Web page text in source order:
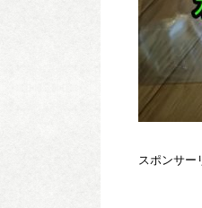
スポンサー